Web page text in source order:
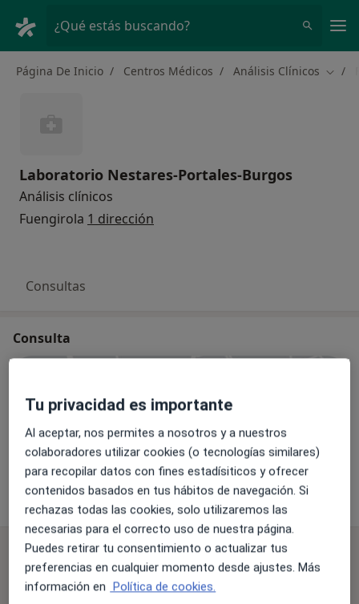
¿Qué estás buscando?
Página De Inicio Centros Médicos Análisis Clínicos
Laboratorio Nestares-Portales-Burgos
Análisis clínicos
Fuengirola 1 dirección
Consultas
Consulta
Ampliar
Laboratorio Nestares-Portales-Burgos
Av. Condes de San Isidro, 3-1º, Fuengirola 29640
Preguntas frecuentes
¿Qué especialidades trata Laboratorio Nestares-
Portales-Burgos en Fuengirola?
Tu privacidad es importante
Al aceptar, nos permites a nosotros y a nuestros
colaboradores utilizar cookies (o tecnologías similares)
para recopilar datos con fines estadísiticos y ofrecer
contenidos basados en tus hábitos de navegación. Si
rechazas todas las cookies, solo utilizaremos las
necesarias para el correcto uso de nuestra página.
Puedes retirar tu consentimiento o actualizar tus
preferencias en cualquier momento desde ajustes. Más
información en Política de cookies.